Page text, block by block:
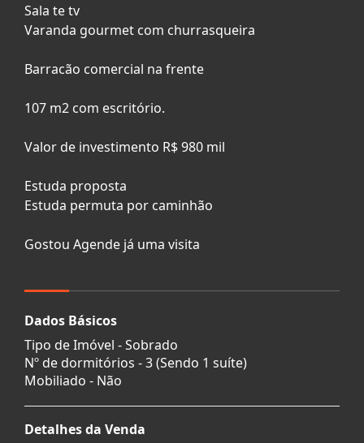
Sala te tv
Varanda gourmet com churrasqueira
Barracão comercial na frente
107 m2 com escritório.
Valor de investimento R$ 980 mil
Estuda proposta
Estuda permuta por caminhão
Gostou Agende já uma visita
Dados Básicos
Tipo de Imóvel - Sobrado
Nº de dormitórios - 3 (Sendo 1 suíte)
Mobiliado - Não
Detalhes da Venda